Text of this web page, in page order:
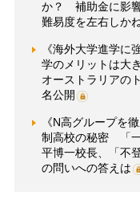
か？ 補助金に影
難易度を左右しか
《海外大学進学に
学のメリットは大
オーストラリアの
名公開
《N高グループを
制高校の秘密 「
平博一校長、「不
の問いへの答えは